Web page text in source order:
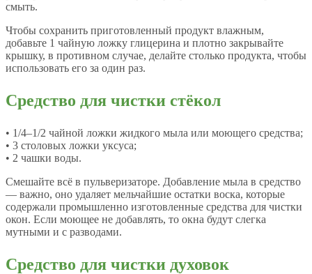
смыть.
Чтобы сохранить приготовленный продукт влажным,
добавьте 1 чайную ложку глицерина и плотно закрывайте
крышку, в противном случае, делайте столько продукта, чтобы
использовать его за один раз.
Средство для чистки стёкол
• 1/4–1/2 чайной ложки жидкого мыла или моющего средства;
• 3 столовых ложки уксуса;
• 2 чашки воды.
Смешайте всё в пульверизаторе. Добавление мыла в средство
— важно, оно удаляет мельчайшие остатки воска, которые
содержали промышленно изготовленные средства для чистки
окон. Если моющее не добавлять, то окна будут слегка
мутными и с разводами.
Средство для чистки духовок